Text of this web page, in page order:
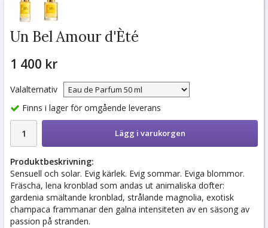
Un Bel Amour d'Èté
1 400 kr
Valalternativ
Finns i lager för omgående leverans
Lägg i varukorgen
Produktbeskrivning:
Sensuell och solar. Evig kärlek. Evig sommar. Eviga blommor.
Fräscha, lena kronblad som andas ut animaliska dofter:
gardenia smältande kronblad, strålande magnolia, exotisk
champaca frammanar den galna intensiteten av en säsong av
passion på stranden.